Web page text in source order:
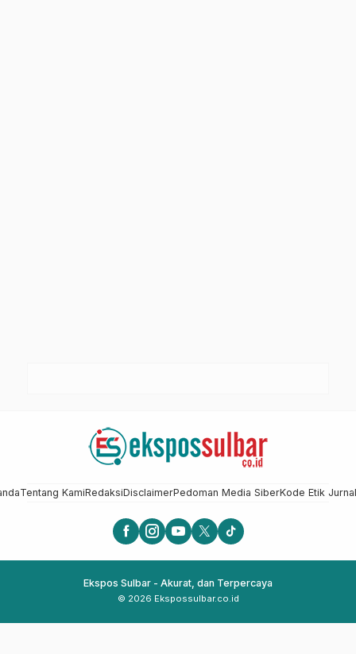
Tentang KamiRedaksiDisclaimerPedoman Media SiberKode Etik
Ekspos Sulbar - Akurat, dan Terpercaya
© 2026 Ekspossulbar.co.id